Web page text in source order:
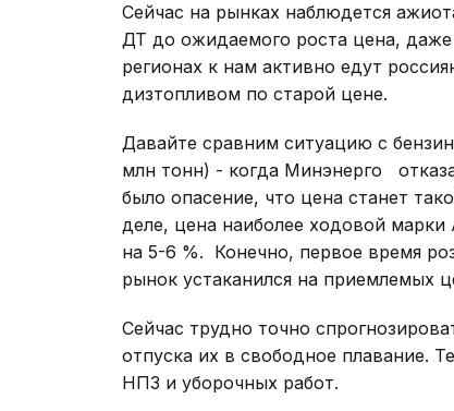
Сейчас на рынках наблюдется
ДТ до ожидаемого роста цена, даже
регионах к нам активно едут
дизтопливом по старой цене.
Давайте сравним ситуацию с
млн тонн) - когда Минэнерго
было опасение, что цена станет
деле, цена наиболее ходовой марки
на 5-6 %. Конечно, первое время
рынок устаканился на приемлемых
Сейчас трудно точно
отпуска их в свободное плавание.
НПЗ и уборочных работ.